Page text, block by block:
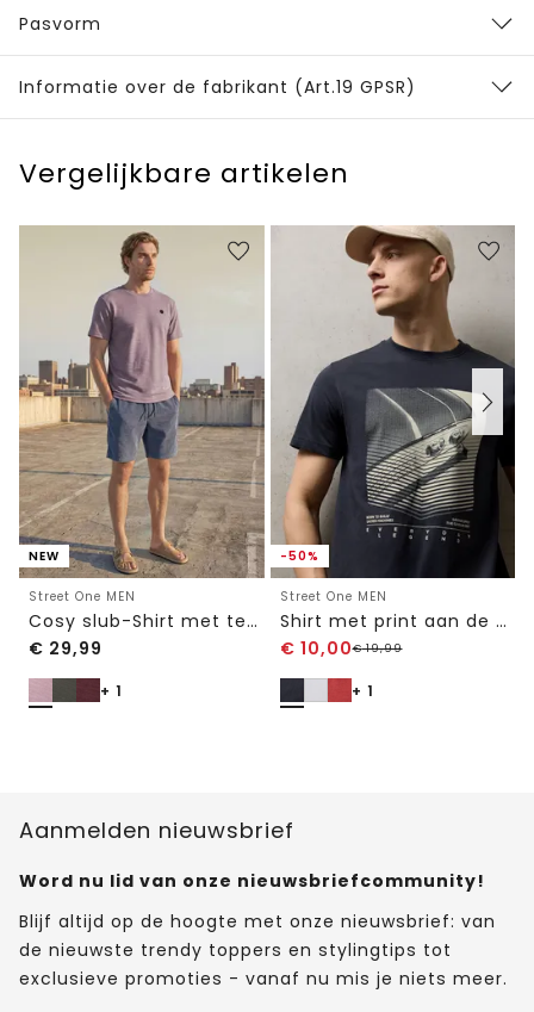
Pasvorm
Informatie over de fabrikant (Art.19 GPSR)
Vergelijkbare artikelen
NEW
Street One MEN
Cosy slub-Shirt met textuur
€ 29,99
+ 1
-50%
Street One MEN
Shirt met print aan de voorkant
€ 10,00€19,99
+ 1
Aanmelden nieuwsbrief
Word nu lid van onze nieuwsbriefcommunity!
Blijf altijd op de hoogte met onze nieuwsbrief: van
de nieuwste trendy toppers en stylingtips tot
exclusieve promoties - vanaf nu mis je niets meer.